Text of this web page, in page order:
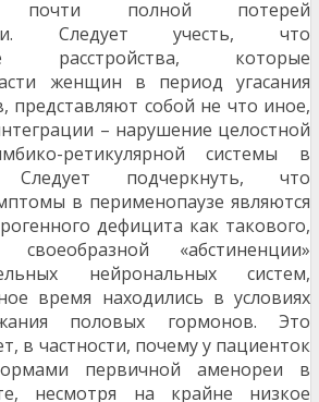
полной потерей
Следует учесть, что
расстройства, которые
женщин в период угасания
представляют собой не что иное,
– нарушение целостной
ретикулярной системы в
подчеркнуть, что
в перименопаузе являются
дефицита как такового,
«абстиненции»
нейрональных систем,
время находились в условиях
половых гормонов. Это
в частности, почему у пациенток
первичной аменореи в
несмотря на крайне низкое